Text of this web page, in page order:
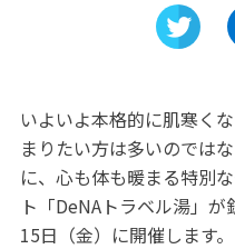
物館・駿河
いよいよ本格的に肌寒く
まりたい方は多いのでは
に、心も体も暖まる特別
ト「DeNAトラベル湯」
15日（金）に開催します。